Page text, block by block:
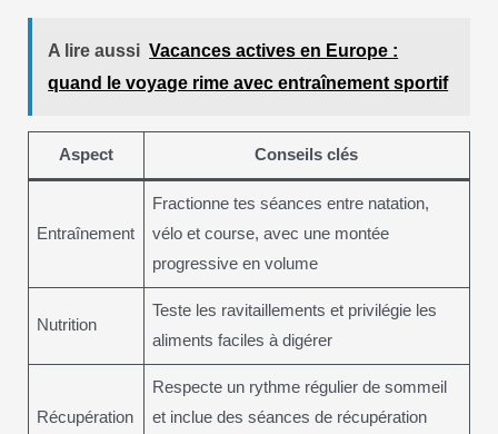
A lire aussi Vacances actives en Europe :
quand le voyage rime avec entraînement sportif
Aspect Conseils clés
Entraînement
Fractionne tes séances entre natation,
vélo et course, avec une montée
progressive en volume
Nutrition
Teste les ravitaillements et privilégie les
aliments faciles à digérer
Récupération
Respecte un rythme régulier de sommeil
et inclue des séances de récupération